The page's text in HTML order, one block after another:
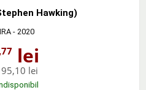
Hawking)
- 2020
,77 lei
95,10 lei